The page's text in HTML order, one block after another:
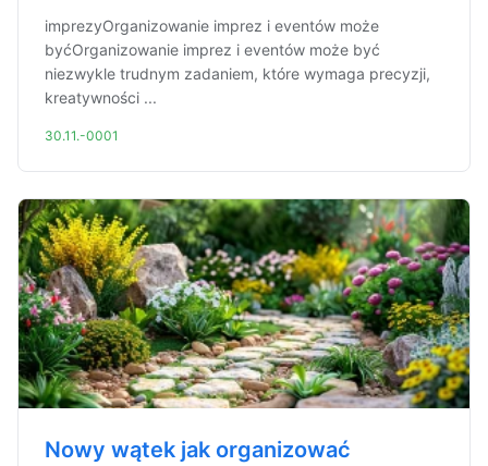
imprezyOrganizowanie imprez i eventów może
byćOrganizowanie imprez i eventów może być
niezwykle trudnym zadaniem, które wymaga precyzji,
kreatywności ...
30.11.-0001
Nowy wątek jak organizować